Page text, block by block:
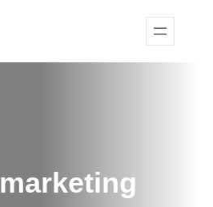
marketing